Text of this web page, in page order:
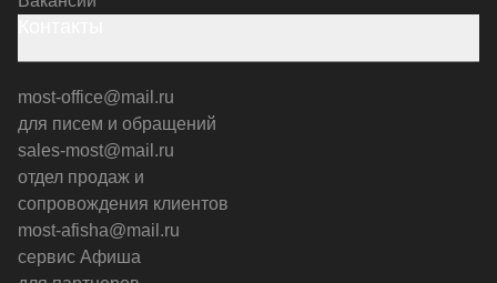
most-office@mail.ru
для писем и обращений
sales-most@mail.ru
отдел продаж и
сопровождения клиентов
most-afisha@mail.ru
сервис Афиша